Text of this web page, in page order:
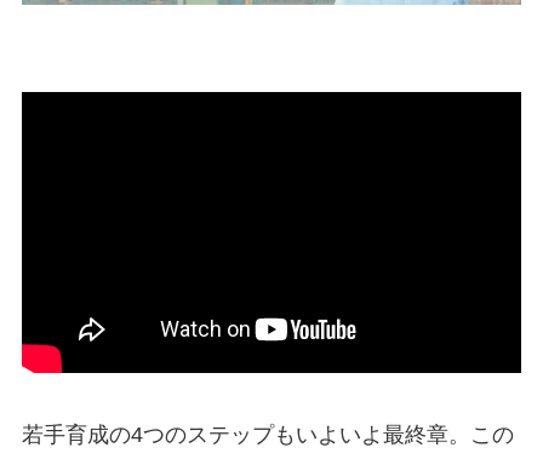
若手育成の4つのステップもいよいよ最終章。この